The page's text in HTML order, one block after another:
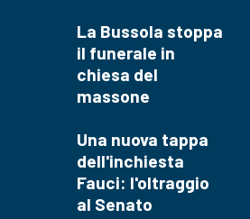
La Bussola stoppa
il funerale in
chiesa del
massone
Una nuova tappa
dell'inchiesta
Fauci: l'oltraggio
al Senato